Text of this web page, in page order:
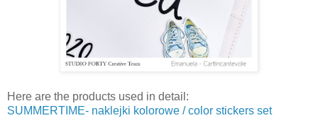
Here are the products used in detail:
SUMMERTIME- naklejki kolorowe / color stickers set